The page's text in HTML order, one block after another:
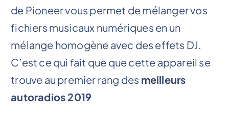
de Pioneer vous permet de mélanger vos
fichiers musicaux numériques en un
mélange homogène avec des effets DJ.
C’est ce qui fait que que cette appareil se
trouve au premier rang des meilleurs
autoradios 2019